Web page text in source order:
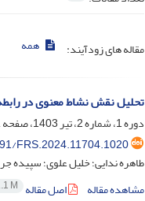
مقاله های زودآیند: همه
تحلیل نقش نشاط معنوی در
دوره 1، شماره 2، تیر 1403، صفحه
FRS.2024.11704.1020
طاهره ندایی؛ خلیل علوی؛ سپیده
مشاهده مقاله
اصل مقاله M